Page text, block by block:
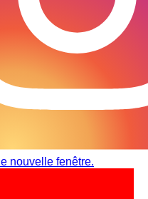
nouvelle fenêtre.